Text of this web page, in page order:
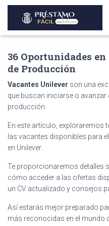
36 Oportunidades
de Producción
Vacantes Unilever son una
que buscan iniciarse o avanzar
producción.
En este artículo, exploraremos
las vacantes disponibles para
en Unilever.
Te proporcionaremos detalles
cómo acceder a las ofertas
un CV actualizado y consejos
Así estarás mejor preparado
más reconocidas en el mundo